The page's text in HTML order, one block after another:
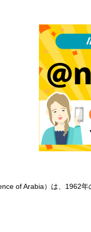
of Arabia）は、1962